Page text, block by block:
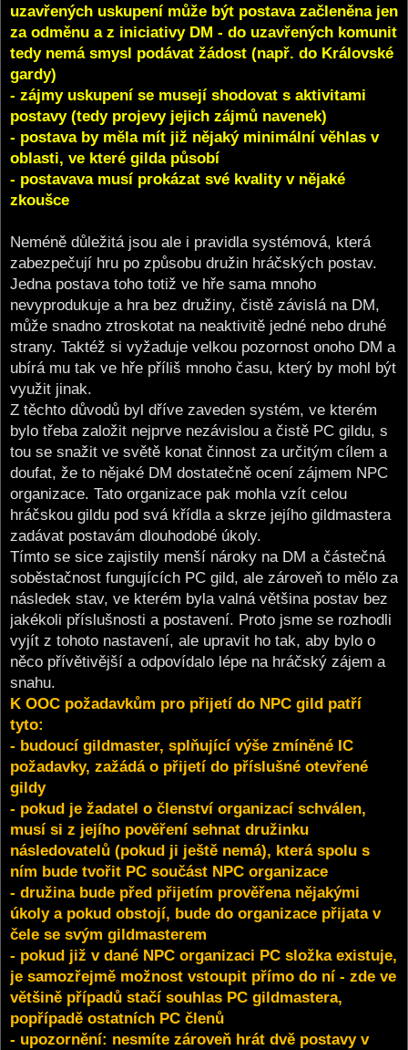
uzavřených uskupení může být postava začleněna jen
za odměnu a z iniciativy DM - do uzavřených komunit
tedy nemá smysl podávat žádost (např. do Královské
gardy)
- zájmy uskupení se musejí shodovat s aktivitami
postavy (tedy projevy jejich zájmů navenek)
- postava by měla mít již nějaký minimální věhlas v
oblasti, ve které gilda působí
- postavava musí prokázat své kvality v nějaké
zkoušce
Neméně důležitá jsou ale i pravidla systémová, která
zabezpečují hru po způsobu družin hráčských postav.
Jedna postava toho totiž ve hře sama mnoho
nevyprodukuje a hra bez družiny, čistě závislá na DM,
může snadno ztroskotat na neaktivitě jedné nebo druhé
strany. Taktéž si vyžaduje velkou pozornost onoho DM a
ubírá mu tak ve hře příliš mnoho času, který by mohl být
využit jinak.
Z těchto důvodů byl dříve zaveden systém, ve kterém
bylo třeba založit nejprve nezávislou a čistě PC gildu, s
tou se snažit ve světě konat činnost za určitým cílem a
doufat, že to nějaké DM dostatečně ocení zájmem NPC
organizace. Tato organizace pak mohla vzít celou
hráčskou gildu pod svá křídla a skrze jejího gildmastera
zadávat postavám dlouhodobé úkoly.
Tímto se sice zajistily menší nároky na DM a částečná
soběstačnost fungujících PC gild, ale zároveň to mělo za
následek stav, ve kterém byla valná většina postav bez
jakékoli příslušnosti a postavení. Proto jsme se rozhodli
vyjít z tohoto nastavení, ale upravit ho tak, aby bylo o
něco přívětivější a odpovídalo lépe na hráčský zájem a
snahu.
K OOC požadavkům pro přijetí do NPC gild patří
tyto:
- budoucí gildmaster, splňující výše zmíněné IC
požadavky, zažádá o přijetí do příslušné otevřené
gildy
- pokud je žadatel o členství organizací schválen,
musí si z jejího pověření sehnat družinku
následovatelů (pokud ji ještě nemá), která spolu s
ním bude tvořit PC součást NPC organizace
- družina bude před přijetím prověřena nějakými
úkoly a pokud obstojí, bude do organizace přijata v
čele se svým gildmasterem
- pokud již v dané NPC organizaci PC složka existuje,
je samozřejmě možnost vstoupit přímo do ní - zde ve
většině případů stačí souhlas PC gildmastera,
popřípadě ostatních PC členů
- upozornění: nesmíte zároveň hrát dvě postavy v